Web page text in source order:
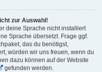
zur Auswahl!
deine Sprache nicht installiert
Sprache übersetzt. Frage ggf.
das du benötigst,
würden wir uns freuen, wenn du
dazu können auf der Website
gefunden werden.